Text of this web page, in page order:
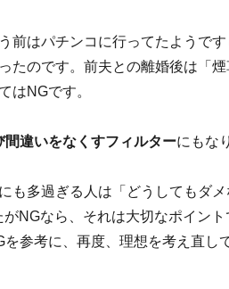
前はパチンコに行ってたようで
たのです。前夫との離婚後は「
はNGです。
間違いをなくすフィルターにもな
も多過ぎる人は「どうしてもダ
NGなら、それは大切なポイン
参考に、再度、理想を考え直し